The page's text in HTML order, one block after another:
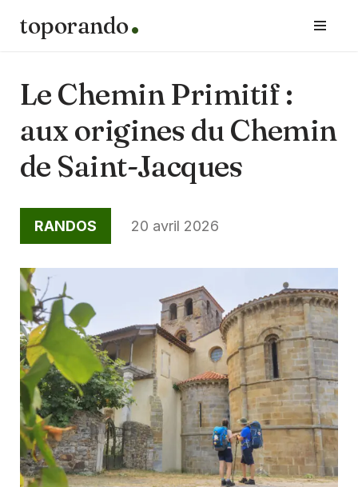
contenu
toporando
Le Chemin Primitif :
aux origines du Chemin
de Saint-Jacques
RANDOS 20 avril 2026